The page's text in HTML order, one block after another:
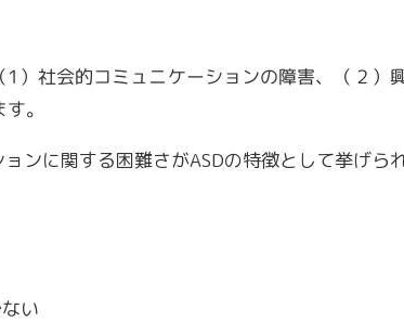
1 ）社会的コミュニケーションの障害、（２）
。
ンに関する困難さがASDの特徴として挙げら
い